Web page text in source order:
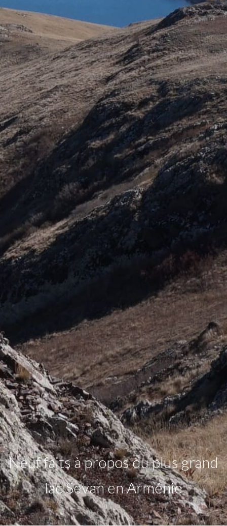
Neuf faits à propos du plus grand
lac Sevan en Arménie